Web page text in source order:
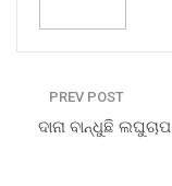
PREV POST
ଦାନା ବାନ୍ଧୁଛି ଲଘୁଚାପ